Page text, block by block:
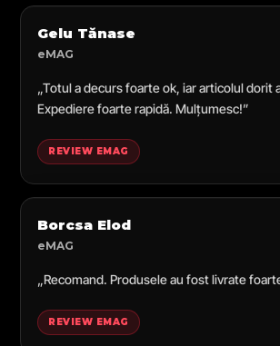
Gelu Tănase
eMAG
„Totul a decurs foarte ok, iar articolul dorit
Expediere foarte rapidă. Mulțumesc!”
REVIEW EMAG
Borcsa Elod
eMAG
„Recomand. Produsele au fost livrate
REVIEW EMAG